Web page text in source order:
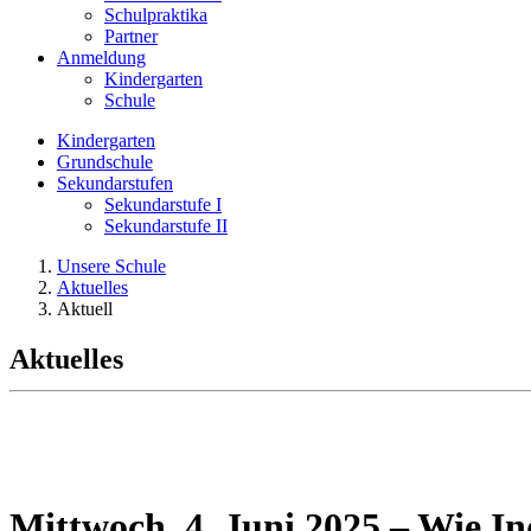
Schulpraktika
Partner
Anmeldung
Kindergarten
Schule
Kindergarten
Grundschule
Sekundarstufen
Sekundarstufe I
Sekundarstufe II
Unsere Schule
Aktuelles
Aktuell
Aktuelles